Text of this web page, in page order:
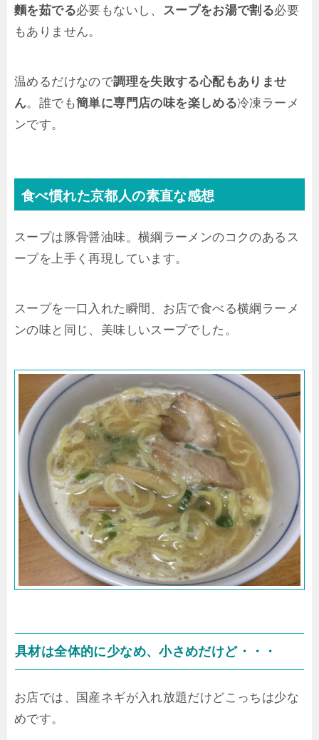
麵を茹でる必要もないし、 スープをお湯で割る必要
もありません。
温めるだけなので調理を失敗する心配もありませ
ん。誰でも簡単に専門店の味を楽しめる冷凍ラーメ
ンです。
食べ慣れた京都人の素直な感想
スープは豚骨醤油味。横綱ラーメンのコクのあるス
ープを上手く再現しています。
スープを一口入れた瞬間、お店で食べる横綱ラーメ
ンの味と同じ、美味しいスープでした。
具材は全体的に少なめ、小さめだけど・・・
お店では、国産ネギが入れ放題だけどこっちは少な
めです。